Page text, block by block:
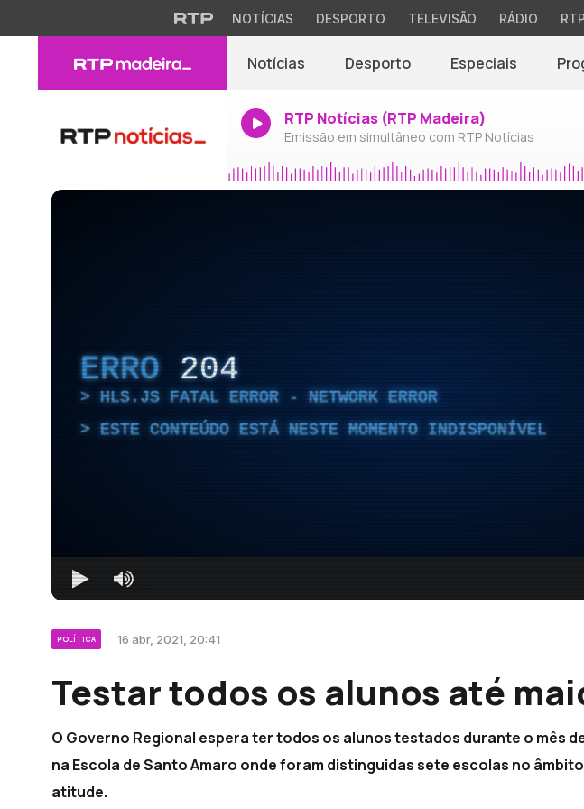
NOTÍCIAS DESPORTO TELEVISÃO RÁDIO
Notícias Desporto Especiais
RTP Notícias (RTP Madeira)
Emissão em simultâneo com RTP Notícias
ERRO 204
HLS.JS FATAL ERROR - NETWORK ERROR
ESTE CONTEÚDO ESTÁ NESTE MOMENTO INDISPONÍVEL
POLÍTICA 16 abr, 2021, 20:41
Testar todos os alunos até
O Governo Regional espera ter todos os alunos testados durante o mês
na Escola de Santo Amaro onde foram distinguidas sete escolas no
atitude.